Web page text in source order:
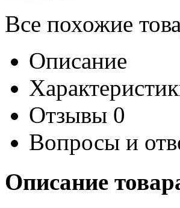
Все похожие
Описание
Отзывы 0
Вопросы и
Описание